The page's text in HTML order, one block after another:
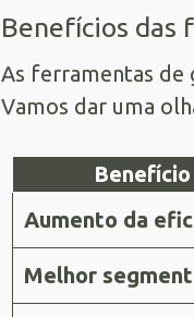
Benefícios das
As ferramentas de
Vamos dar uma
Benefício
Aumento da
Melhor